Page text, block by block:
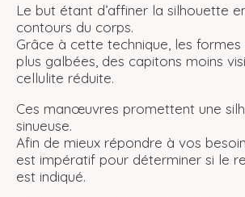
Le but étant d’affiner la silhouette
contours du corps.
Grâce à cette technique, les
plus galbées, des capitons moins
cellulite réduite.
Ces manœuvres promettent une
sinueuse.
Afin de mieux répondre à vos
est impératif pour déterminer si le
est indiqué.